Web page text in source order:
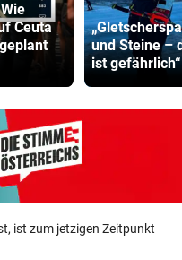
Ceuta
und Steine –
ist gefährlich“
ist zum jetzigen Zeitpunkt